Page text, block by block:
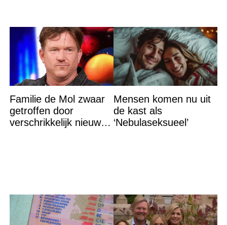
Familie de Mol zwaar
getroffen door
verschrikkelijk nieuws:
Mensen komen nu uit
de kast als
‘Nebulaseksueel’